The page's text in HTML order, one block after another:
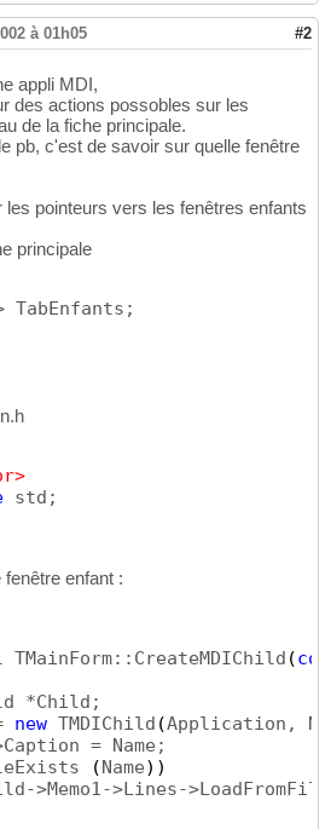
à 01h05 #2
appli MDI,
des actions possobles sur les
de la fiche principale.
pb, c'est de savoir sur quelle fenêtre
pointeurs vers les fenêtres enfants
principale
TabEnfants;
std;
enfant :
(
*Child;
new TMDIChild (Application,
= Name;
( Name) )
>Memo1->Lines->LoadFromFile